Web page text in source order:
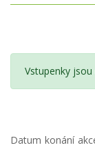
Vstupenky
Datum konání